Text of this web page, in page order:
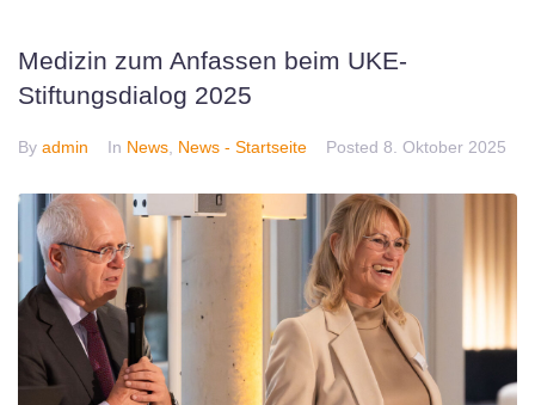
Medizin zum Anfassen beim UKE-
Stiftungsdialog 2025
By admin In News, News - Startseite Posted 8. Oktober 2025